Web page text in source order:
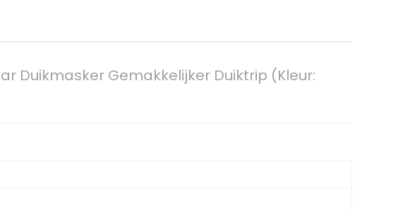
Duikmasker Gemakkelijker Duiktrip (Kleur: